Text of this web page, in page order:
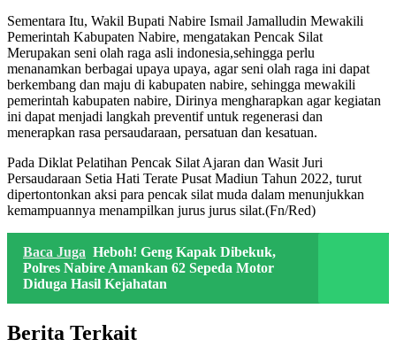
Sementara Itu, Wakil Bupati Nabire Ismail Jamalludin Mewakili
Pemerintah Kabupaten Nabire, mengatakan Pencak Silat
Merupakan seni olah raga asli indonesia,sehingga perlu
menanamkan berbagai upaya upaya, agar seni olah raga ini dapat
berkembang dan maju di kabupaten nabire, sehingga mewakili
pemerintah kabupaten nabire, Dirinya mengharapkan agar kegiatan
ini dapat menjadi langkah preventif untuk regenerasi dan
menerapkan rasa persaudaraan, persatuan dan kesatuan.
Pada Diklat Pelatihan Pencak Silat Ajaran dan Wasit Juri
Persaudaraan Setia Hati Terate Pusat Madiun Tahun 2022, turut
dipertontonkan aksi para pencak silat muda dalam menunjukkan
kemampuannya menampilkan jurus jurus silat.(Fn/Red)
Baca Juga Heboh! Geng Kapak Dibekuk,
Polres Nabire Amankan 62 Sepeda Motor
Diduga Hasil Kejahatan
Berita Terkait